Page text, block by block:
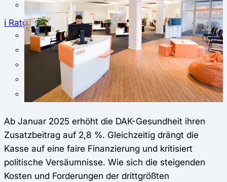
Musterkündigung
ℹ Ratgeber
Nachrichten
Magazin
Pressemitteilungen
Interviews
Leserfragen
Ab Januar 2025 erhöht die DAK-Gesundheit ihren
Zusatzbeitrag auf 2,8 %. Gleichzeitig drängt die
Kasse auf eine faire Finanzierung und kritisiert
politische Versäumnisse. Wie sich die steigenden
Kosten und Forderungen der drittgrößten